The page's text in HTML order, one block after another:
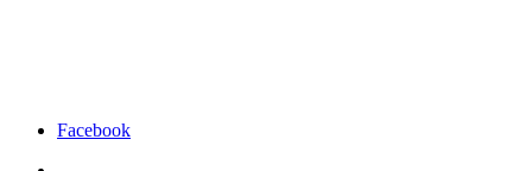
Facebook